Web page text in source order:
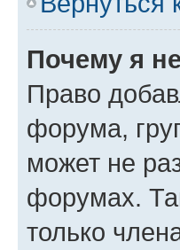
Почему я
Право
форума,
может не
форумах.
только